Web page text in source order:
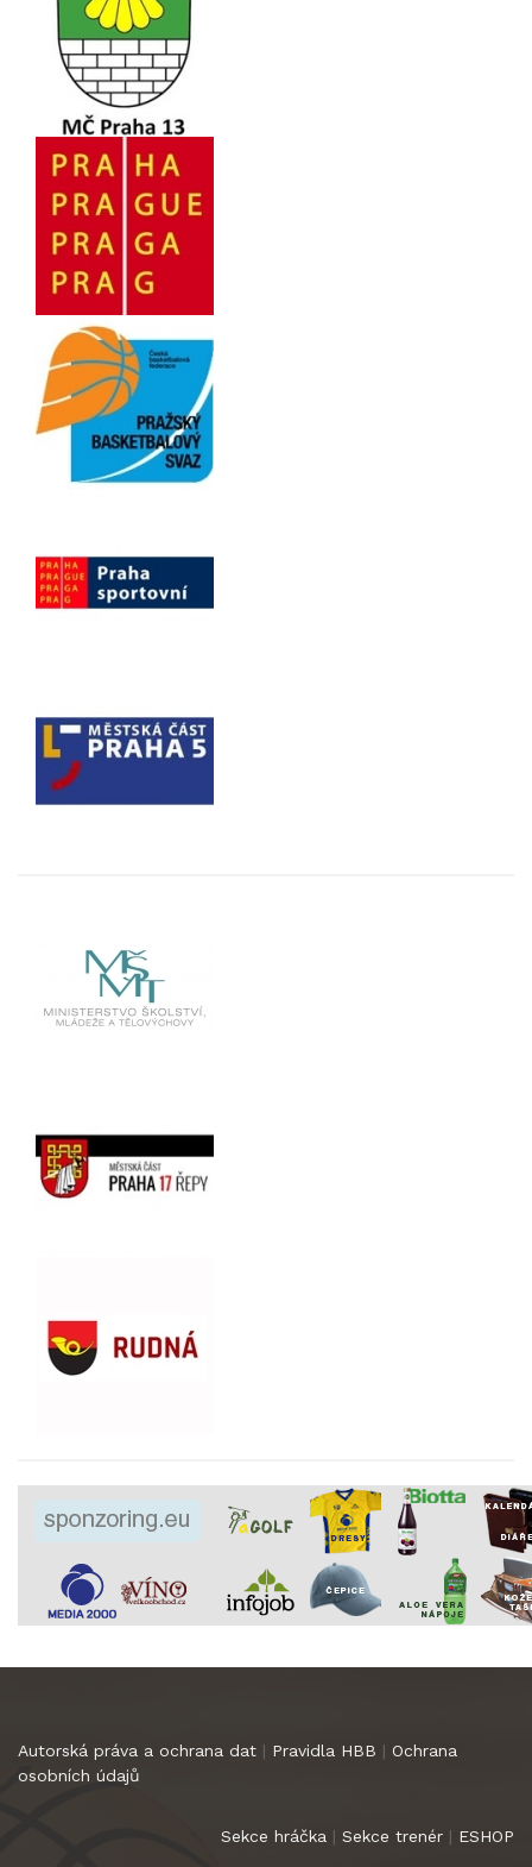
Autorská práva a ochrana dat | Pravidla HBB | Ochrana
osobních údajů
Sekce hráčka | Sekce trenér | ESHOP